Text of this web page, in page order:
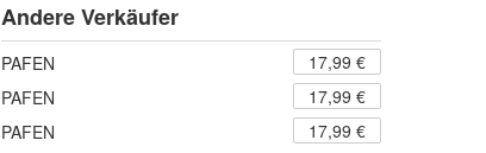
Andere Verkäufer
PAFEN
17,99 €
PAFEN
17,99 €
PAFEN
17,99 €